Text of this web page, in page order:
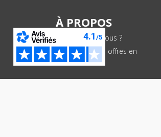
À PROPOS
Qui sommes-nous ?
Conditions des offres en
cours